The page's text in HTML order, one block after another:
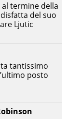
tantissimo
posto
al termine della
del suo
Ljutic